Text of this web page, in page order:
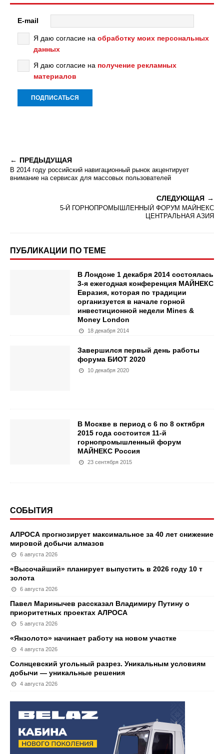
E-mail
Я даю согласие на обработку моих персональных
данных
Я даю согласие на получение рекламных
материалов
ПРЕДЫДУЩАЯ
В 2014 году российский навигационный рынок акцентирует
внимание на сервисах для массовых пользователей
СЛЕДУЮЩАЯ
5-Й ГОРНОПРОМЫШЛЕННЫЙ ФОРУМ МАЙНЕКС
ЦЕНТРАЛЬНАЯ АЗИЯ
ПУБЛИКАЦИИ ПО ТЕМЕ
В Лондоне 1 декабря 2014 состоялась
3-я ежегодная конференция МАЙНЕКС
Евразия, которая по традиции
организуется в начале горной
инвестиционной недели Mines &
Money London
18 декабря 2014
Завершился первый день работы
форума БИОТ 2020
10 декабря 2020
В Москве в период с 6 по 8 октября
2015 года состоится 11-й
горнопромышленный форум
МАЙНЕКС Россия
23 сентября 2015
СОБЫТИЯ
АЛРОСА прогнозирует максимальное за 40 лет снижение
мировой добычи алмазов
6 августа 2026
«Высочайший» планирует выпустить в 2026 году 10 т
золота
6 августа 2026
Павел Маринычев рассказал Владимиру Путину о
приоритетных проектах АЛРОСА
5 августа 2026
«Янзолото» начинает работу на новом участке
4 августа 2026
Солнцевский угольный разрез. Уникальным условиям
добычи — уникальные решения
4 августа 2026